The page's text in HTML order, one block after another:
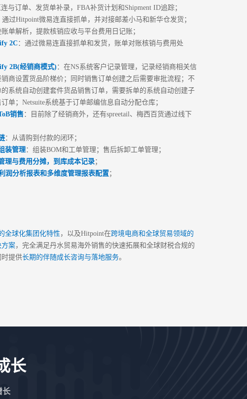
与订单、发货单补录，FBA补货计划和Shipment ID追踪；
过Hitpoint微易连直接抓单，并对接邮差小马和新华仓发货；
单解析，提款核销应收与平台费用日记账；
2C ：通过微易连直接抓单和发货，账单对账核销与费用处
2B(经销商模式)：在NS系统客户记录管理，记录经销商相关信
销商设置货品阶梯价；同时销售订单创建之后需要审批流程；不
的系统自动创建套件货品销售订单，需要拆单的系统自动创建子
单；Netsuite系统基于订单邮编信息自动分配仓库；
销售：目前除了经销商外，还有spreetail、梅西百货通过线下
：从请购到付款的闭环；
装管理：组装BOM和工单管理；售后拆卸工单管理；
理与费用分摊，到库成本记录；
润分析报表和多维度管理报表配置；
全球化集团化特性，以及Hitpoint在跨境电商和全球贸易领域的
方案，完全满足丹水贸易海外销售的快速拓展和全球财税合规的
时提供长期的伴随成长咨询与落地服务。
长
长